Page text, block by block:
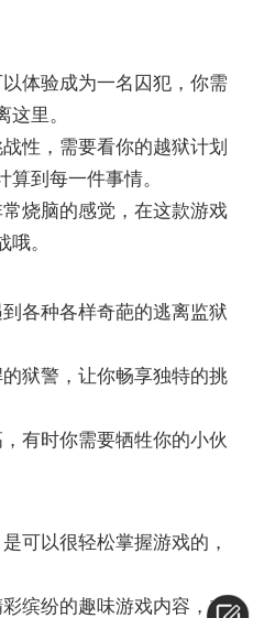
体验成为一名囚犯，你需
里。
性，需要看你的越狱计划
到每一件事情。
烧脑的感觉，在这款游戏
。
各种各样奇葩的逃离监狱
狱警，让你畅享独特的挑
有时你需要牺牲你的小伙
可以很轻松掌握游戏的，
缤纷的趣味游戏内容，在